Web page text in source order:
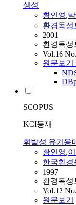
생성
황인영,
환경독성
2001
환경독성
Vol.16
원문보기
SCOPUS
KCI등재
휘발성 유기용
황인영,
한국환경
1997
환경독성
Vol.12
원문보기